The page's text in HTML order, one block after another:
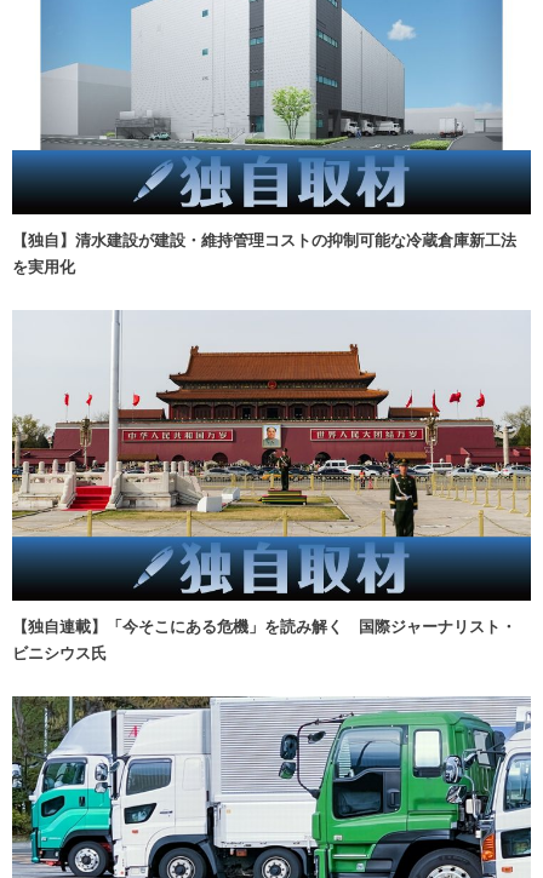
【独自】清水建設が建設・維持管理コストの抑制可能な冷蔵倉庫新工法
を実用化
【独自連載】「今そこにある危機」を読み解く 国際ジャーナリスト・
ビニシウス氏